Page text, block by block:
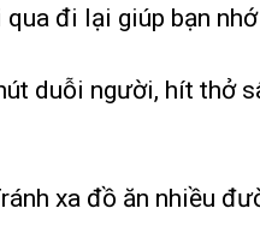
đi lại giúp bạn
duỗi người, hít thở
xa đồ ăn nhiều